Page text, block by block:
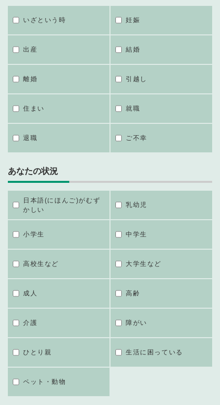
いざという時 妊娠
出産 結婚
離婚 引越し
住まい 就職
退職 ご不幸
あなたの状況
日本語(にほんご)がむず
かしい
乳幼児
小学生 中学生
高校生など 大学生など
成人 高齢
介護 障がい
ひとり親 生活に困っている
ペット・動物